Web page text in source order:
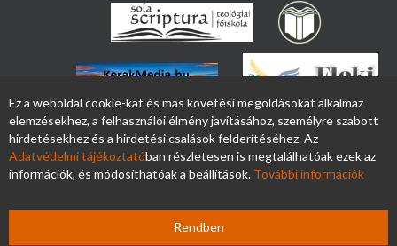
Copyright 2026Kerak.hu
Ez a weboldal cookie-kat és más követési megoldásokat alkalmaz
elemzésekhez, a felhasználói élmény javításához, személyre szabott
hirdetésekhez és a hirdetési csalások felderítéséhez. Az
Adatvédelmi tájékoztatóban részletesen is megtalálhatóak ezek az
információk, és módosíthatóak a beállítások. További információk
Rendben